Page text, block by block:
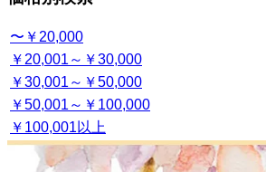
〜￥20,000
￥20,001～￥30,000
￥30,001～￥50,000
￥50,001～￥100,000
￥100,001以上